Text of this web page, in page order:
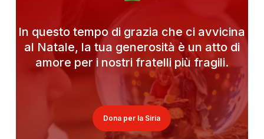
In questo tempo di grazia che ci avvicina
al Natale, la tua generosità è un atto di
amore per i nostri fratelli più fragili.
Dona per la Siria